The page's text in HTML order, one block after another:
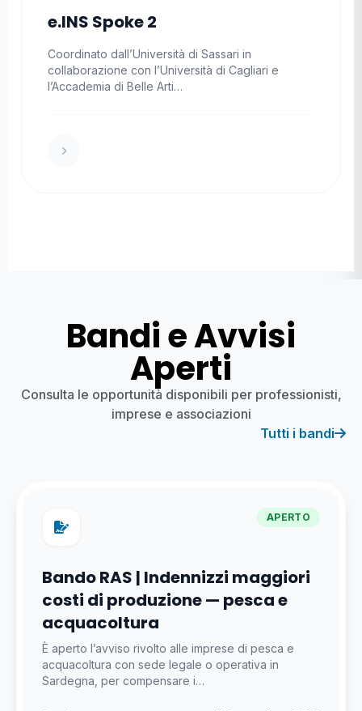
e.INS Spoke 2
Coordinato dall’Università di Sassari in
collaborazione con l’Università di Cagliari e
l’Accademia di Belle Arti…
Bandi e Avvisi
Aperti
Consulta le opportunità disponibili per professionisti,
imprese e associazioni
Tutti i bandi
APERTO
Bando RAS | Indennizzi maggiori
costi di produzione — pesca e
acquacoltura
È aperto l’avviso rivolto alle imprese di pesca e
acquacoltura con sede legale o operativa in
Sardegna, per compensare i…